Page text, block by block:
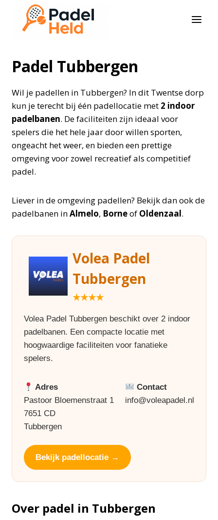
Doorgaan
inhoud
Padel Tubbergen
Wil je padellen in Tubbergen? In dit Twentse dorp
kun je terecht bij één padellocatie met 2 indoor
padelbanen. De faciliteiten zijn ideaal voor
spelers die het hele jaar door willen sporten,
ongeacht het weer, en bieden een prettige
omgeving voor zowel recreatief als competitief
padel.
Liever in de omgeving padellen? Bekijk dan ook de
padelbanen inAlmelo, Borneof Oldenzaal.
Volea Padel
Tubbergen
★★★★
Volea Padel Tubbergen beschikt over 2 indoor
padelbanen. Een compacte locatie met
hoogwaardige faciliteiten voor fanatieke
spelers.
Adres
Pastoor Bloemenstraat 1
7651 CD
Tubbergen
Contact
info@voleapadel.nl
Bekijk padellocatie →
Over padel in Tubbergen